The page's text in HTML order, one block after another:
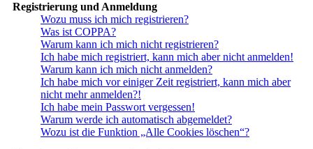
Registrierung und Anmeldung
Wozu muss ich mich registrieren?
Was ist COPPA?
Warum kann ich mich nicht registrieren?
Ich habe mich registriert, kann mich aber nicht anmelden!
Warum kann ich mich nicht anmelden?
Ich habe mich vor einiger Zeit registriert, kann mich aber
nicht mehr anmelden?!
Ich habe mein Passwort vergessen!
Warum werde ich automatisch abgemeldet?
Wozu ist die Funktion „Alle Cookies löschen“?